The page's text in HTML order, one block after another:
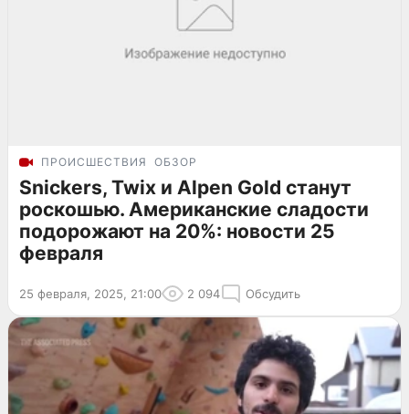
ПРОИСШЕСТВИЯ ОБЗОР
Snickers, Twix и Alpen Gold станут
роскошью. Американские сладости
подорожают на 20%: новости 25
февраля
25 февраля, 2025, 21:00 2 094 Обсудить